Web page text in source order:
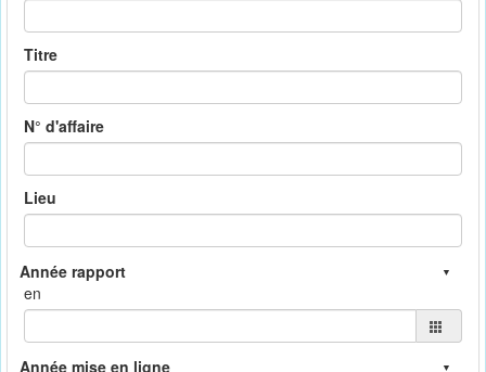
Titre
N° d'affaire
Lieu
en